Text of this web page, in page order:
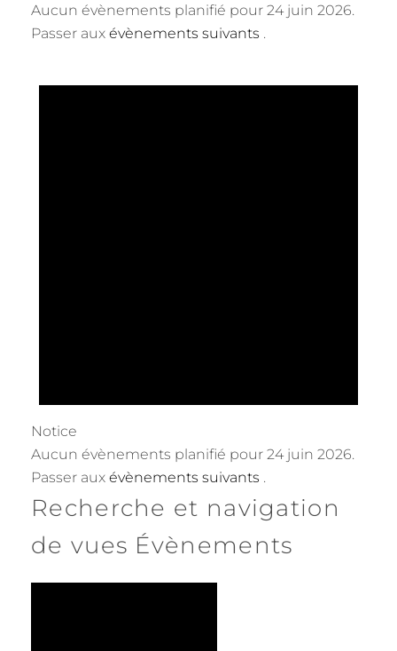
Aucun évènements planifié pour 24 juin 2026.
Passer aux évènements suivants .
Notice
Aucun évènements planifié pour 24 juin 2026.
Passer aux évènements suivants .
Recherche et navigation
de vues Évènements